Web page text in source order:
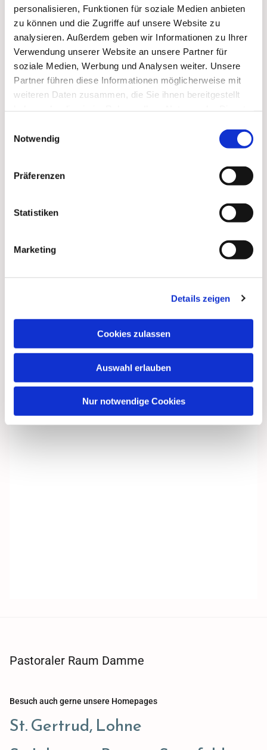
personalisieren, Funktionen für soziale Medien anbieten
zu können und die Zugriffe auf unsere Website zu
analysieren. Außerdem geben wir Informationen zu Ihrer
Verwendung unserer Website an unsere Partner für
soziale Medien, Werbung und Analysen weiter. Unsere
Partner führen diese Informationen möglicherweise mit
weiteren Daten zusammen, die Sie ihnen bereitgestellt
Notwendig
Präferenzen
Statistiken
Marketing
Details zeigen
Cookies zulassen
Auswahl erlauben
Nur notwendige Cookies
Pastoraler Raum Damme
Besuch auch gerne unsere Homepages
St. Gertrud, Lohne